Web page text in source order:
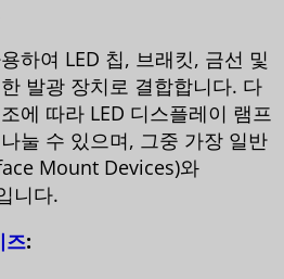
하여 LED 칩, 브래킷, 금선 및
발광 장치로 결합합니다. 다
에 따라 LED 디스플레이 램프
눌 수 있으며, 그중 가장 일반
Mount Devices)와
니다.
즈: